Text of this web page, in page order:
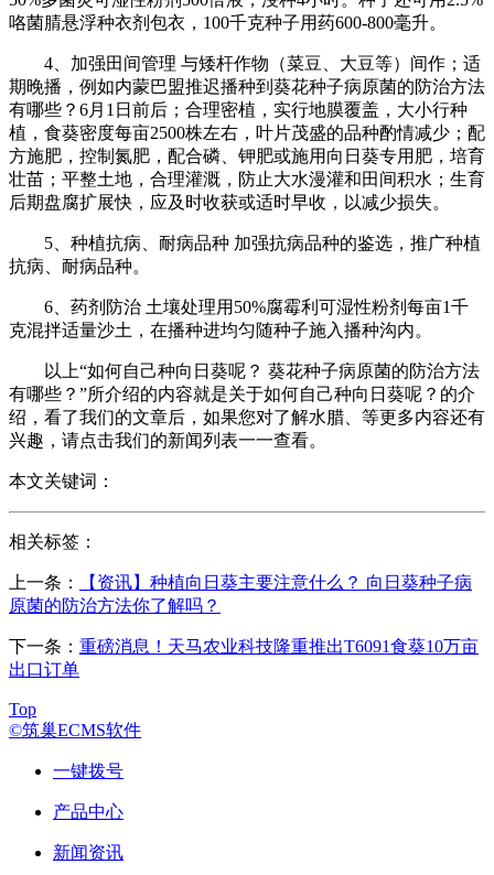
咯菌腈悬浮种衣剂包衣，100千克种子用药600-800毫升。
4、加强田间管理 与矮杆作物（菜豆、大豆等）间作；适
期晚播，例如内蒙巴盟推迟播种到葵花种子病原菌的防治方法
有哪些？6月1日前后；合理密植，实行地膜覆盖，大小行种
植，食葵密度每亩2500株左右，叶片茂盛的品种酌情减少；配
方施肥，控制氮肥，配合磷、钾肥或施用向日葵专用肥，培育
壮苗；平整土地，合理灌溉，防止大水漫灌和田间积水；生育
后期盘腐扩展快，应及时收获或适时早收，以减少损失。
5、种植抗病、耐病品种 加强抗病品种的鉴选，推广种植
抗病、耐病品种。
6、药剂防治 土壤处理用50%腐霉利可湿性粉剂每亩1千
克混拌适量沙土，在播种进均匀随种子施入播种沟内。
以上“如何自己种向日葵呢？ 葵花种子病原菌的防治方法
有哪些？”所介绍的内容就是关于如何自己种向日葵呢？的介
绍，看了我们的文章后，如果您对了解水腊、等更多内容还有
兴趣，请点击我们的新闻列表一一查看。
本文关键词：
相关标签：
上一条：
【资讯】种植向日葵主要注意什么？ 向日葵种子病
原菌的防治方法你了解吗？
下一条： 重磅消息！天马农业科技隆重推出T6091食葵10万亩
出口订单
Top
©筑巢ECMS软件
一键拨号
产品中心
新闻资讯